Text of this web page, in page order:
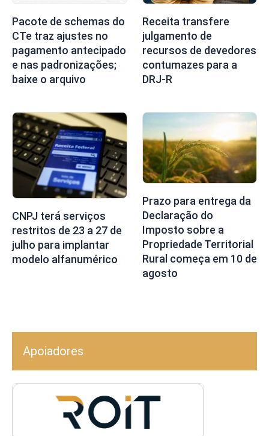
Pacote de schemas do
CTe traz ajustes no
pagamento antecipado
e nas padronizações;
baixe o arquivo
Receita transfere
julgamento de
recursos de devedores
contumazes para a
DRJ-R
CNPJ terá serviços
restritos de 23 a 27 de
julho para implantar
modelo alfanumérico
Prazo para entrega da
Declaração do
Imposto sobre a
Propriedade Territorial
Rural começa em 10 de
agosto
Apoiadores